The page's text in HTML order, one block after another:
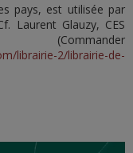
pays, est utilisée par
Laurent Glauzy, CES
(Commander
librairie-2/librairie-de-